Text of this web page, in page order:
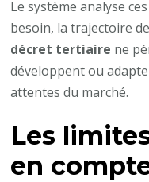
Le système analyse
besoin, la trajectoire
décret tertiaire ne
développent ou
attentes du marché.
Les
en